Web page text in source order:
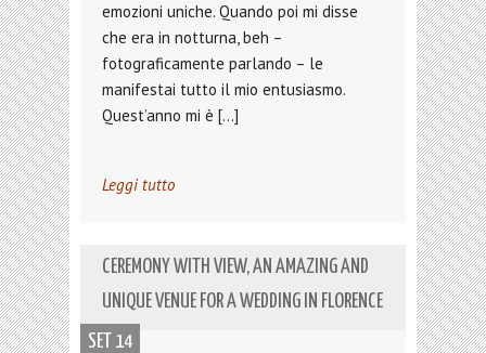
emozioni uniche. Quando poi mi disse
che era in notturna, beh –
fotograficamente parlando – le
manifestai tutto il mio entusiasmo.
Quest’anno mi è […]
Leggi tutto
CEREMONY WITH VIEW, AN AMAZING AND
UNIQUE VENUE FOR A WEDDING IN FLORENCE
SET 14